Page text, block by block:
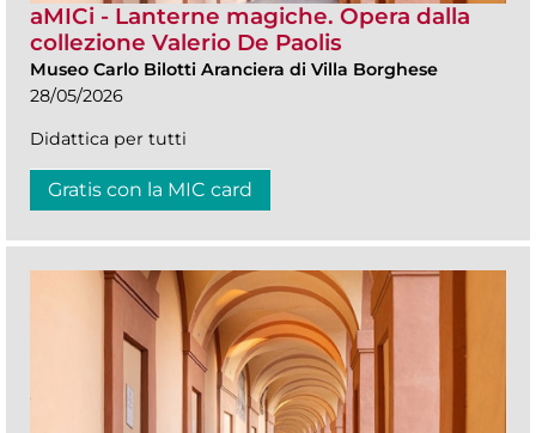
aMICi - Lanterne magiche. Opera dalla
collezione Valerio De Paolis
Museo Carlo Bilotti Aranciera di Villa Borghese
28/05/2026
Didattica per tutti
Gratis con la MIC card